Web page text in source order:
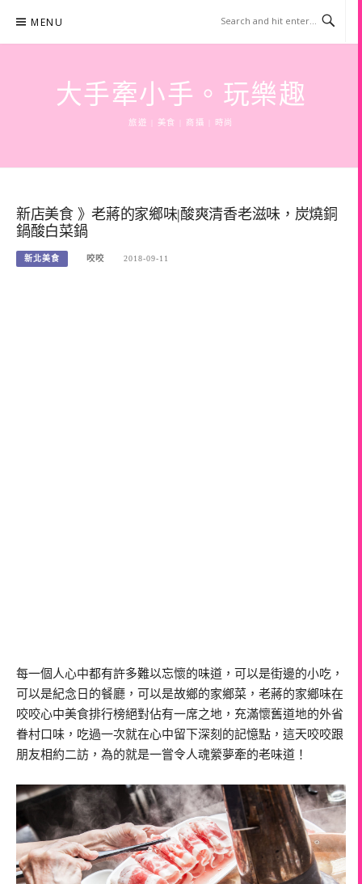
content
MENU
大手牽小手。玩樂趣
旅遊 | 美食 | 商攝 | 時尚
新店美食 》老蔣的家鄉味|酸爽清香老滋味，炭燒銅
鍋酸白菜鍋
新北美食 咬咬 2018-09-11
每一個人心中都有許多難以忘懷的味道，可以是街邊的小吃，
可以是紀念日的餐廳，可以是故鄉的家鄉菜，老蔣的家鄉味在
咬咬心中美食排行榜絕對佔有一席之地，充滿懷舊道地的外省
眷村口味，吃過一次就在心中留下深刻的記憶點，這天咬咬跟
朋友相約二訪，為的就是一嘗令人魂縈夢牽的老味道！